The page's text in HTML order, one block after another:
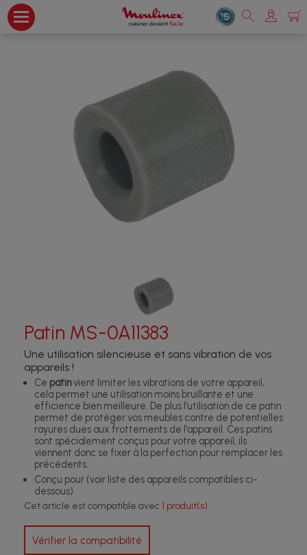
Patin MS-0A11383
Une utilisation silencieuse et sans vibration de vos
appareils !
Ce patinvient limiter les vibrations de votre appareil,
cela permet une utilisation moins bruillante et une
efficience bien meilleure. De plus l'utilisation de ce patin
permet de protéger vos meubles contre de potentielles
rayures dues aux frottements de l'appareil. Ces patins
sont spécialement conçus pour votre appareil, ils
viennent donc se fixer à la perfection pour remplacer les
précédents.
Conçu pour (voir liste des appareils compatibles ci-
dessous)
Cet article est compatible avec 1 produit(s)
Vérifier la compatibilité